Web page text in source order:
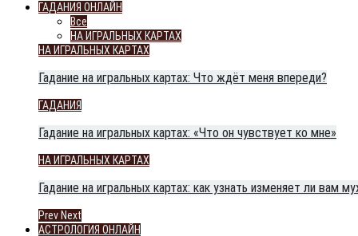
ГАДАНИЯ ОНЛАЙН
Все
НА ИГРАЛЬНЫХ КАРТАХ
НА ИГРАЛЬНЫХ КАРТАХ
Гадание на игральных картах: Что ждёт меня впереди?
ГАДАНИЯ
Гадание на игральных картах: «Что он чувствует ко мне»
НА ИГРАЛЬНЫХ КАРТАХ
Гадание на игральных картах: как узнать изменяет ли вам
Prev Next
АСТРОЛОГИЯ ОНЛАЙН